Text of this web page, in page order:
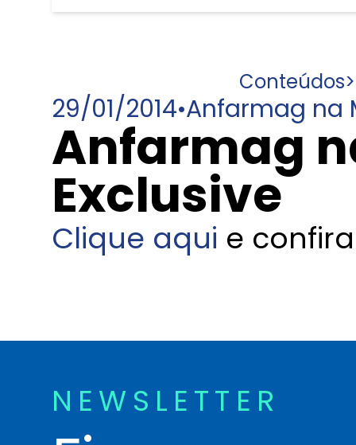
Conteúdos>
29/01/2014•Anfarmag na
Anfarmag
Exclusive
Clique aqui e
NEWSLETTER